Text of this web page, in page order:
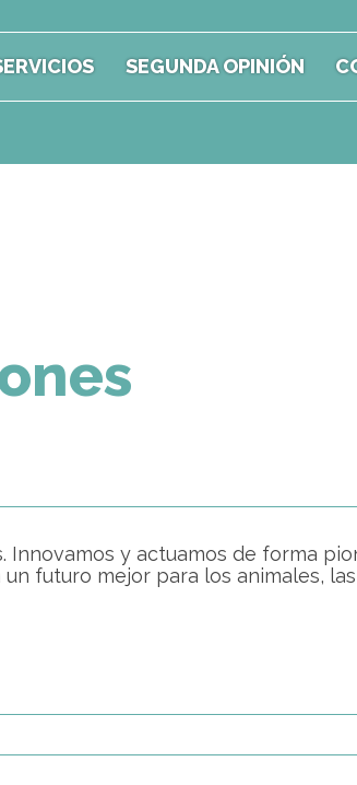
SEGUNDA OPINIÓN
Innovamos y actuamos de forma
futuro mejor para los animales,